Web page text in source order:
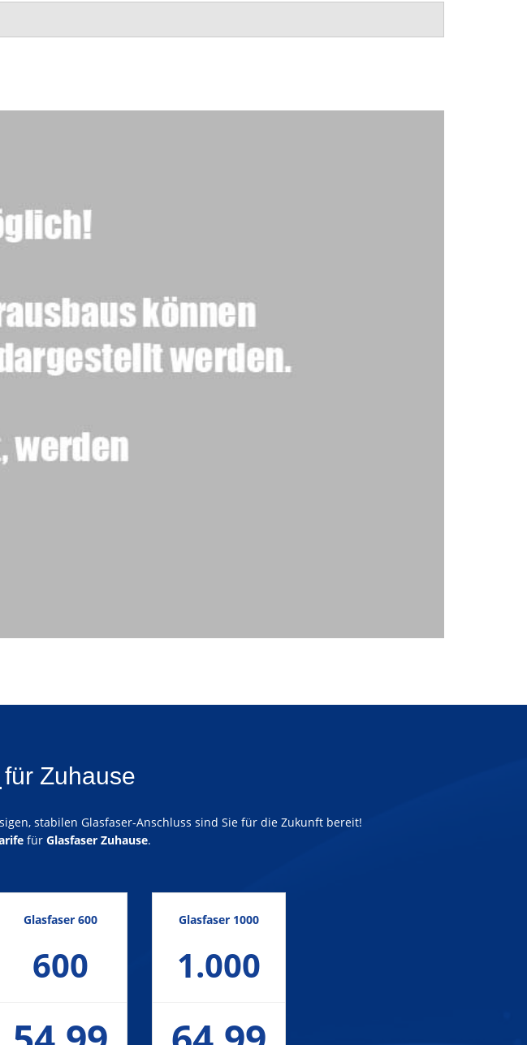
Zuhause
stabilen Glasfaser-Anschluss sind Sie für die Zukunft bereit!
für Glasfaser Zuhause.
Glasfaser 600
600
Glasfaser 1000
1.000